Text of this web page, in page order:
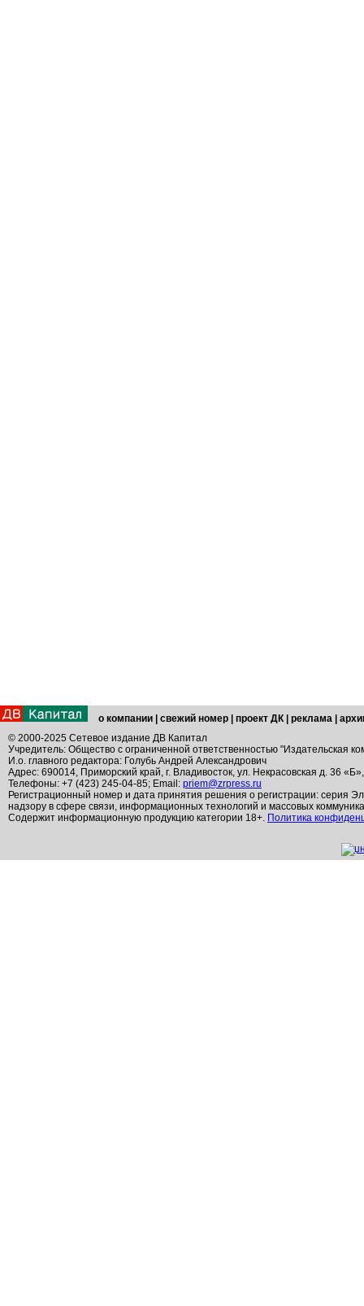
о компании свежий номер проект ДК реклама
© 2000-2025 Сетевое издание ДВ Капитал
Учредитель: Общество с ограниченной ответственностью "Издательская
И.о. главного редактора: Голубь Андрей Александрович
Адрес: 690014, Приморский край, г. Владивосток, ул. Некрасовская д. 36
Телефоны: +7 (423) 245-04-85; Email: priem@zrpress.ru
Регистрационный номер и дата принятия решения о регистрации: серия
надзору в сфере связи, информационных технологий и массовых
Содержит информационную продукцию категории 18+. Политика